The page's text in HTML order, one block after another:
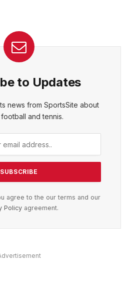
to Updates
news from SportsSite about
and tennis.
agree to the our terms and our
Policyagreement.